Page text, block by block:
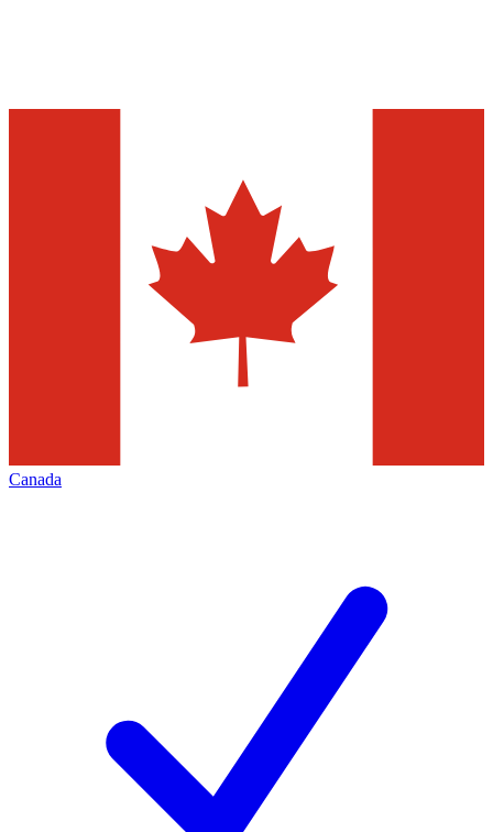
Canada